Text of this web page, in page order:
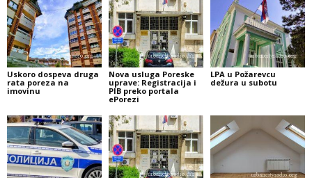
Uskoro dospeva druga
rata poreza na
imovinu
Nova usluga Poreske
uprave: Registracija i
PIB preko portala
ePorezi
LPA u Požarevcu
dežura u subotu